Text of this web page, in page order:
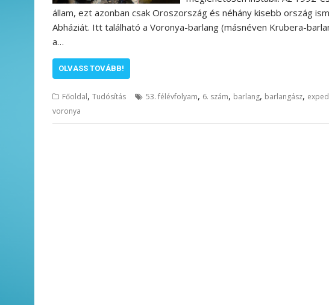
állam, ezt azonban csak Oroszország és néhány kisebb ország
Abháziát. Itt található a Voronya-barlang (másnéven Krubera-
a…
OLVASS TOVÁBB!
Főoldal, Tudósítás 53. félévfolyam, 6. szám, barlang, barlangász,
voronya